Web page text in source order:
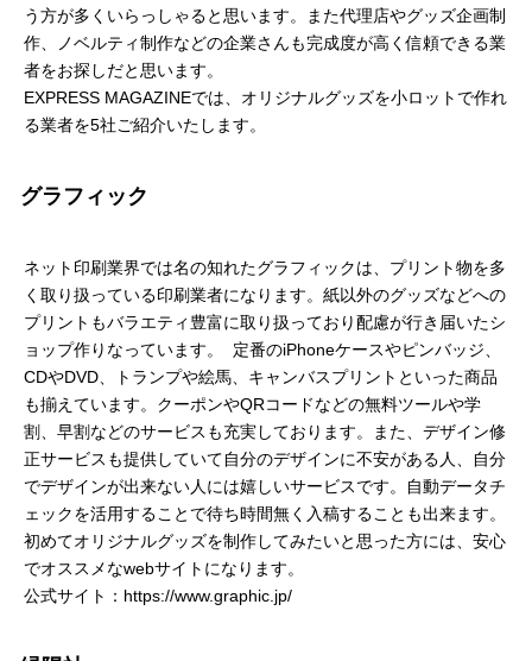
う方が多くいらっしゃると思います。また代理店やグッズ企画制
作、ノベルティ制作などの企業さんも完成度が高く信頼できる業
者をお探しだと思います。
EXPRESS MAGAZINEでは、オリジナルグッズを小ロットで作れ
る業者を5社ご紹介いたします。
グラフィック
ネット印刷業界では名の知れたグラフィックは、プリント物を多
く取り扱っている印刷業者になります。紙以外のグッズなどへの
プリントもバラエティ豊富に取り扱っており配慮が行き届いたシ
ョップ作りなっています。 定番のiPhoneケースやピンバッジ、
CDやDVD、トランプや絵馬、キャンバスプリントといった商品
も揃えています。クーポンやQRコードなどの無料ツールや学
割、早割などのサービスも充実しております。また、デザイン修
正サービスも提供していて自分のデザインに不安がある人、自分
でデザインが出来ない人には嬉しいサービスです。自動データチ
ェックを活用することで待ち時間無く入稿することも出来ます。
初めてオリジナルグッズを制作してみたいと思った方には、安心
でオススメなwebサイトになります。
公式サイト：https://www.graphic.jp/